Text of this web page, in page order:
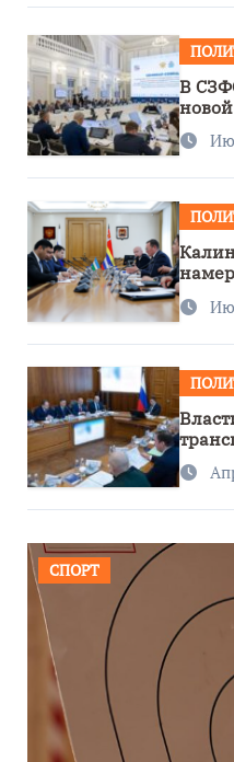
В
СПОРТ